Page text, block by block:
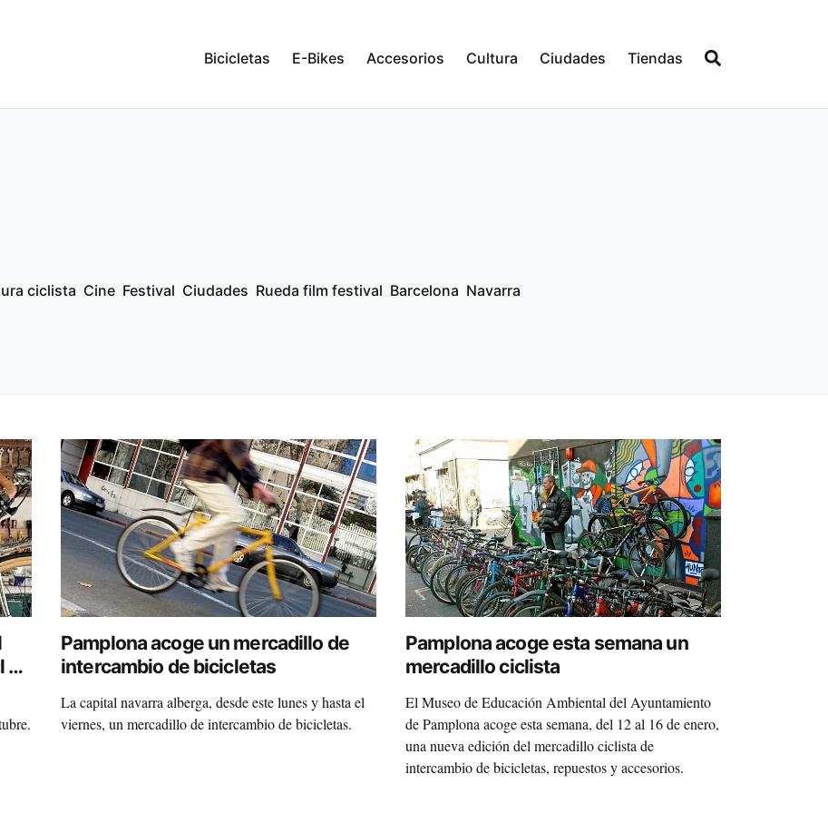
Bicicletas E-Bikes Accesorios Cultura Ciudades Tiendas
ciclista Cine Festival Ciudades Rueda film festival Barcelona Navarra
Pamplona acoge un mercadillo de
intercambio de bicicletas
La capital navarra alberga, desde este lunes y hasta el
viernes, un mercadillo de intercambio de bicicletas.
Pamplona acoge esta semana un
mercadillo ciclista
El Museo de Educación Ambiental del Ayuntamiento
de Pamplona acoge esta semana, del 12 al 16 de enero,
una nueva edición del mercadillo ciclista de
intercambio de bicicletas, repuestos y accesorios.